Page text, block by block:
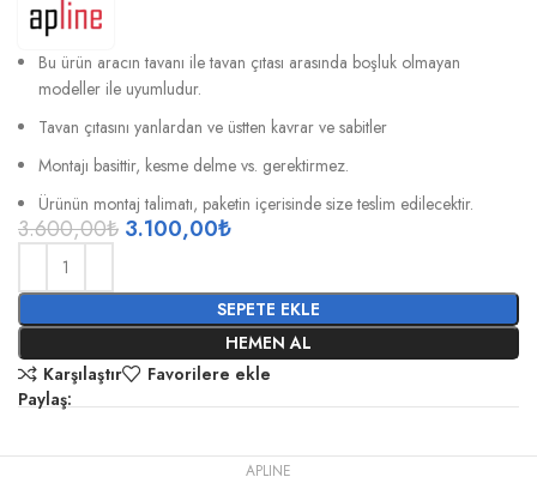
Bu ürün aracın tavanı ile tavan çıtası arasında boşluk olmayan
modeller ile uyumludur.
Tavan çıtasını yanlardan ve üstten kavrar ve sabitler
Montajı basittir, kesme delme vs. gerektirmez.
Ürünün montaj talimatı, paketin içerisinde size teslim edilecektir.
3.600,00₺ 3.100,00₺
SEPETE EKLE
HEMEN AL
Karşılaştır
Favorilere ekle
Paylaş:
APLINE